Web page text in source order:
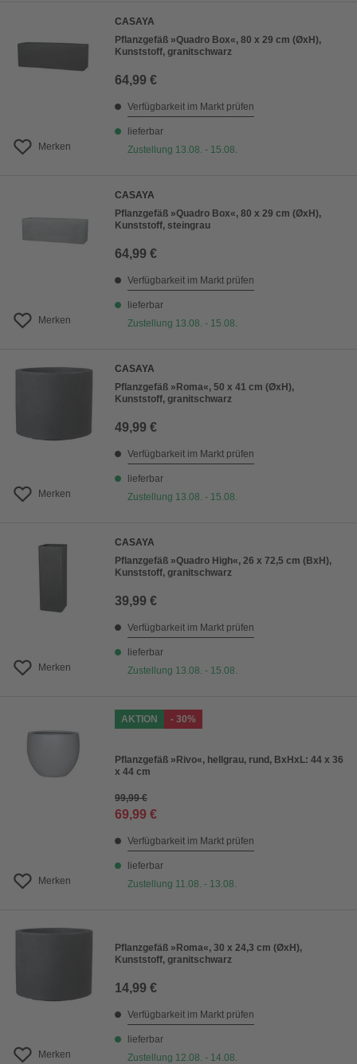
Preis aufsteigend
Merken
CASAYA
Pflanzgefäß »Quadro Box«, 80 x 29 cm (ØxH),
Kunststoff, granitschwarz
64,99 €
Verfügbarkeit im Markt prüfen
lieferbar
Zustellung 13.08. - 15.08.
Merken
CASAYA
Pflanzgefäß »Quadro Box«, 80 x 29 cm (ØxH),
Kunststoff, steingrau
64,99 €
Verfügbarkeit im Markt prüfen
lieferbar
Zustellung 13.08. - 15.08.
Merken
CASAYA
Pflanzgefäß »Roma«, 50 x 41 cm (ØxH),
Kunststoff, granitschwarz
49,99 €
Verfügbarkeit im Markt prüfen
lieferbar
Zustellung 13.08. - 15.08.
Merken
CASAYA
Pflanzgefäß »Quadro High«, 26 x 72,5 cm (BxH),
Kunststoff, granitschwarz
39,99 €
Verfügbarkeit im Markt prüfen
lieferbar
Zustellung 13.08. - 15.08.
Merken
AKTION - 30%
Pflanzgefäß »Rivo«, hellgrau, rund, BxHxL: 44 x 36
x 44 cm
99,99 €
69,99 €
Verfügbarkeit im Markt prüfen
lieferbar
Zustellung 11.08. - 13.08.
Merken
Pflanzgefäß »Roma«, 30 x 24,3 cm (ØxH),
Kunststoff, granitschwarz
14,99 €
Verfügbarkeit im Markt prüfen
lieferbar
Zustellung 12.08. - 14.08.